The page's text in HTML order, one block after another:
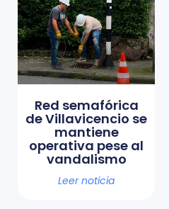
Red semafórica
de Villavicencio se
mantiene
operativa pese al
vandalismo
Leer noticia